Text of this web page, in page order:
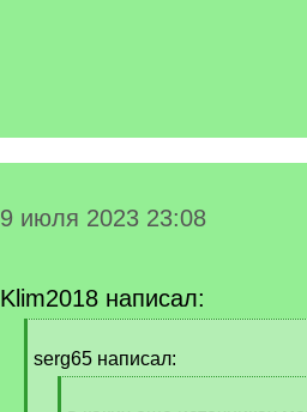
9 июля 2023 23:08
Klim2018 написал:
q
serg65 написал: